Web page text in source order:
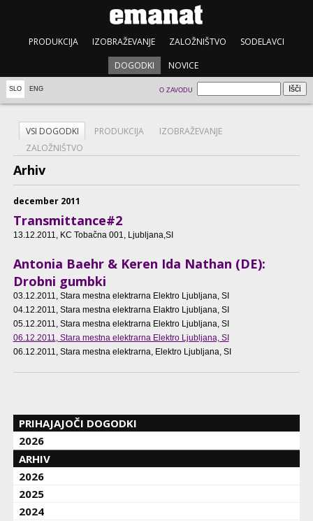
PRODUKCIJA IZOBRAŽEVANJE ZALOŽNIŠTVO SODELAVCI
DOGODKI NOVICE
SLO ENG O ZAVODU
VSI DOGODKI PRODUKCIJA
IZOBRAŽEVANJE
ZALOŽNIŠTVO
Arhiv
december 2011
Transmittance#2
13.12.2011 , KC Tobačna 001, Ljubljana,SI
Antonia Baehr & Keren Ida Nathan (DE):
Drobni gumbki
03.12.2011, Stara mestna elektrarna Elektro Ljubljana, SI
04.12.2011, Stara mestna elektrarna Elaktro Ljubljana, SI
05.12.2011, Stara mestna elektrarna Elektro Ljubljana, SI
06.12.2011, Stara mestna elektrarna Elektro Ljubljana, SI
06.12.2011, Stara mestna elektrarna, Elektro Ljubljana, SI
PRIHAJAJOČI DOGODKI
2026
ARHIV
2026
2025
2024